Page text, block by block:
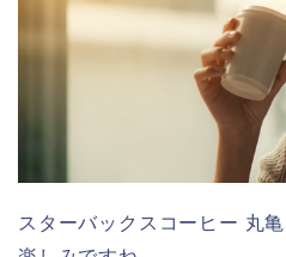
スターバックスコーヒー 丸